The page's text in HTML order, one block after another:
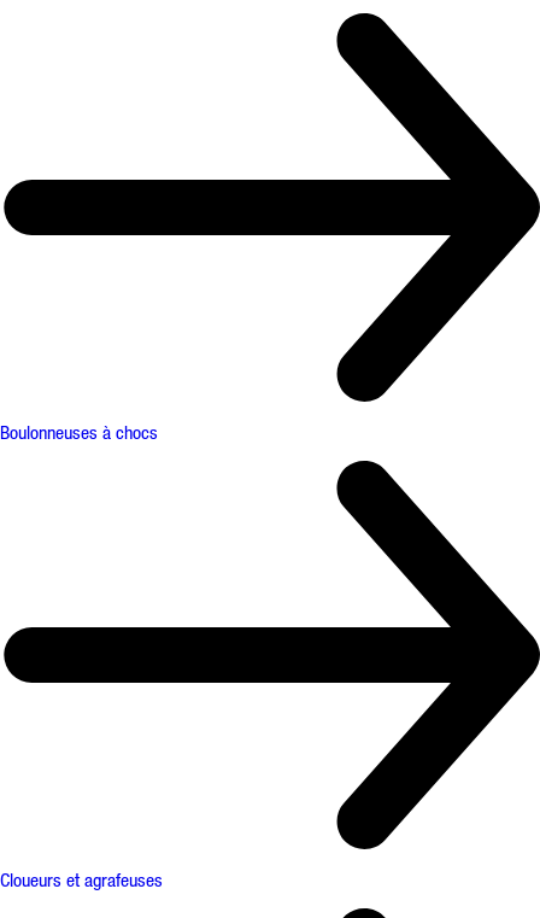
Boulonneuses à chocs
Cloueurs et agrafeuses